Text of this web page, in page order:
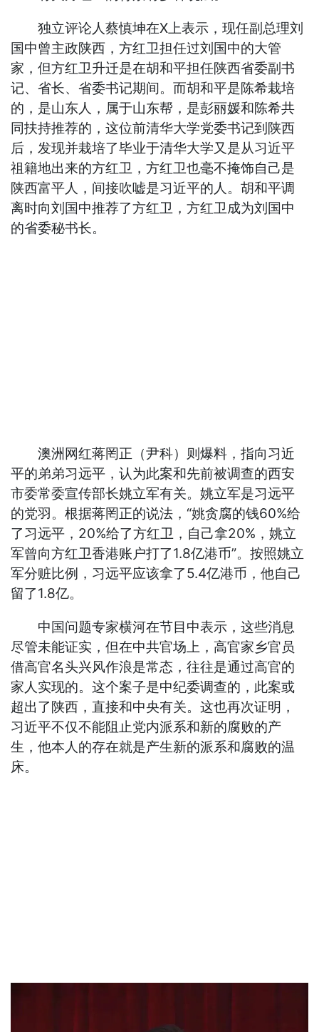
独立评论人蔡慎坤在X上表示，现任副总理刘
国中曾主政陕西，方红卫担任过刘国中的大管
家，但方红卫升迁是在胡和平担任陕西省委副书
记、省长、省委书记期间。而胡和平是陈希栽培
的，是山东人，属于山东帮，是彭丽媛和陈希共
同扶持推荐的，这位前清华大学党委书记到陕西
后，发现并栽培了毕业于清华大学又是从习近平
祖籍地出来的方红卫，方红卫也毫不掩饰自己是
陕西富平人，间接吹嘘是习近平的人。胡和平调
离时向刘国中推荐了方红卫，方红卫成为刘国中
的省委秘书长。
澳洲网红蒋罔正（尹科）则爆料，指向习近
平的弟弟习远平，认为此案和先前被调查的西安
市委常委宣传部长姚立军有关。姚立军是习远平
的党羽。根据蒋罔正的说法，“姚贪腐的钱60%给
了习远平，20%给了方红卫，自己拿20%，姚立
军曾向方红卫香港账户打了1.8亿港币”。按照姚立
军分赃比例，习远平应该拿了5.4亿港币，他自己
留了1.8亿。
中国问题专家横河在节目中表示，这些消息
尽管未能证实，但在中共官场上，高官家乡官员
借高官名头兴风作浪是常态，往往是通过高官的
家人实现的。这个案子是中纪委调查的，此案或
超出了陕西，直接和中央有关。这也再次证明，
习近平不仅不能阻止党内派系和新的腐败的产
生，他本人的存在就是产生新的派系和腐败的温
床。